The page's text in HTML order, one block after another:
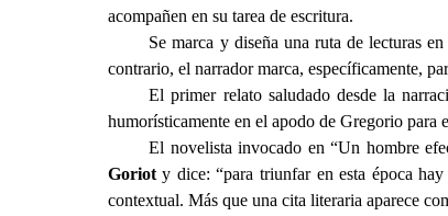
acompañen en su tarea de escritura.
Se marca y diseña una ruta de lecturas
contrario, el narrador marca, específicamente,
El primer relato saludado desde la
humorísticamente en el apodo de Gregorio para
El novelista invocado en “Un hombre
Gorioty dice: “para triunfar en esta época
contextual. Más que una cita literaria aparece